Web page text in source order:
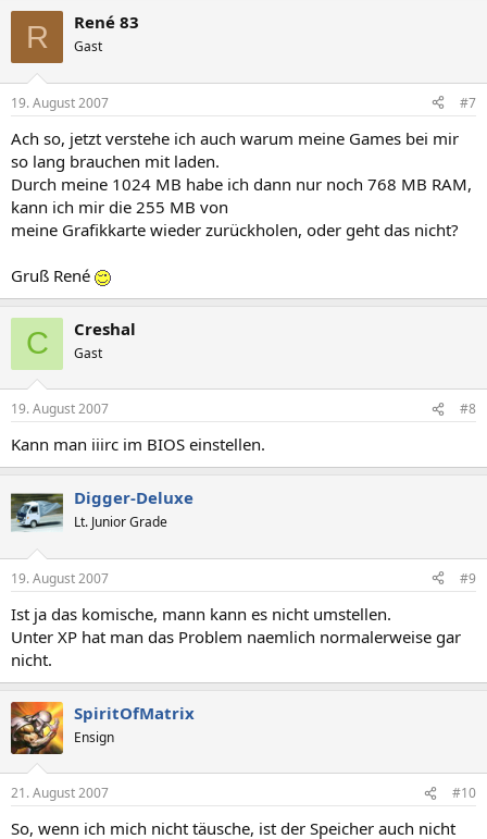
R René 83
Gast
19. August 2007 #7
Ach so, jetzt verstehe ich auch warum meine Games bei mir
so lang brauchen mit laden.
Durch meine 1024 MB habe ich dann nur noch 768 MB RAM,
kann ich mir die 255 MB von
meine Grafikkarte wieder zurückholen, oder geht das nicht?
Gruß René
C Creshal
Gast
19. August 2007 #8
Kann man iiirc im BIOS einstellen.
Digger-Deluxe
Lt. Junior Grade
19. August 2007 #9
Ist ja das komische, mann kann es nicht umstellen.
Unter XP hat man das Problem naemlich normalerweise gar
nicht.
SpiritOfMatrix
Ensign
21. August 2007 #10
So, wenn ich mich nicht täusche, ist der Speicher auch nicht